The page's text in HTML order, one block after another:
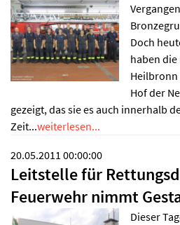
Doch
haben
Heilbronn
Hof der
gezeigt, das sie es auch innerhalb
Zeit...weiterlesen...
20.05.2011 00:00:00
Leitstelle für
Feuerwehr nimmt
Dieser